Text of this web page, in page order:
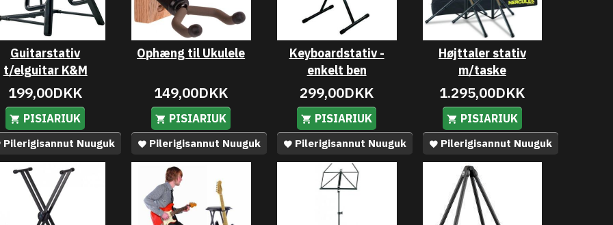
Guitarstativ
t/elguitar K&M
199,00DKK
PISIARIUK
Pilerigisannut Nuuguk
Ophæng til Ukulele
149,00DKK
PISIARIUK
Pilerigisannut Nuuguk
Keyboardstativ -
enkelt ben
299,00DKK
PISIARIUK
Pilerigisannut Nuuguk
Højttaler stativ
m/taske
1.295,00DKK
PISIARIUK
Pilerigisannut Nuuguk